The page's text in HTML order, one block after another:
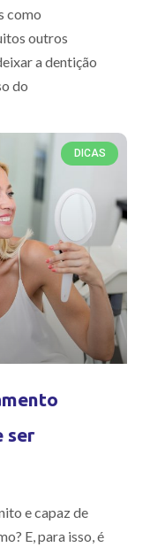
como
outros
a dentição
do
DICAS
ser
e capaz de
E, para isso, é